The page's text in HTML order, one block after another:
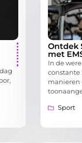
Ontdek
met
In de
constante
manieren
Sport